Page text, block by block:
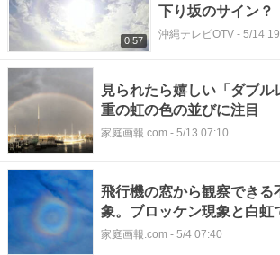
0:57
下り坂のサイン？
沖縄テレビOTV - 5/14
見られたら嬉しい「ダブル
重の虹の色の並びに注目
家庭画報.com - 5/13 07:10
飛行機の窓から観察できる
象。ブロッケン現象と白虹
家庭画報.com - 5/4 07:40